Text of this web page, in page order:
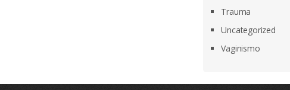
Trauma
Uncategorized
Vaginismo